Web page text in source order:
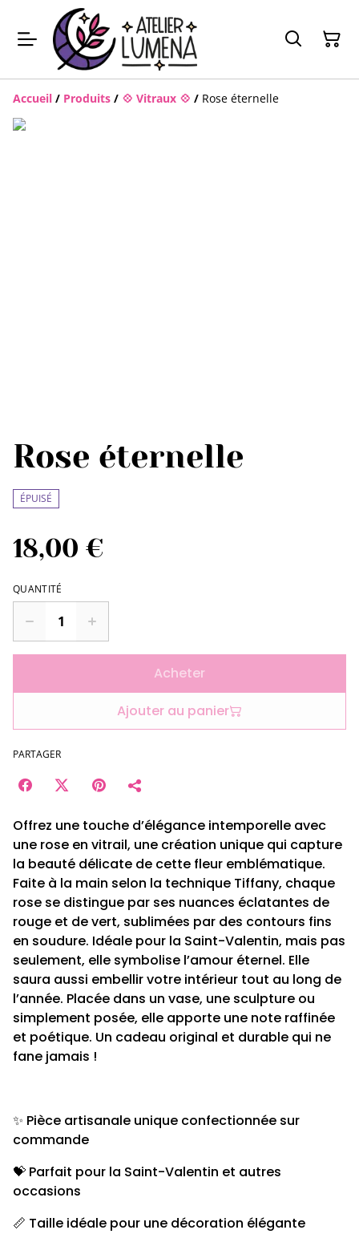
Accueil / Produits / 💠 Vitraux 💠 / Rose éternelle
Rose éternelle
ÉPUISÉ
18,00 €
QUANTITÉ
Acheter
Ajouter au panier
PARTAGER
Offrez une touche d’élégance intemporelle avec
une rose en vitrail, une création unique qui capture
la beauté délicate de cette fleur emblématique.
Faite à la main selon la technique Tiffany, chaque
rose se distingue par ses nuances éclatantes de
rouge et de vert, sublimées par des contours fins
en soudure. Idéale pour la Saint-Valentin, mais pas
seulement, elle symbolise l’amour éternel. Elle
saura aussi embellir votre intérieur tout au long de
l’année. Placée dans un vase, une sculpture ou
simplement posée, elle apporte une note raffinée
et poétique. Un cadeau original et durable qui ne
fane jamais !
✨ Pièce artisanale unique confectionnée sur
commande
💝 Parfait pour la Saint-Valentin et autres
occasions
📏 Taille idéale pour une décoration élégante